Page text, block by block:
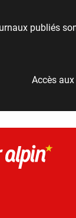
publiés
Accès